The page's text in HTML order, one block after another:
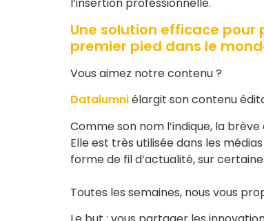
Une solution efficace
premier pied dans le
Vous aimez notre contenu ?
Datalumniélargit son contenu
Comme son nom l’indique, la
Elle est très utilisée dans les
forme de fil d’actualité, sur
Toutes les semaines, nous vous